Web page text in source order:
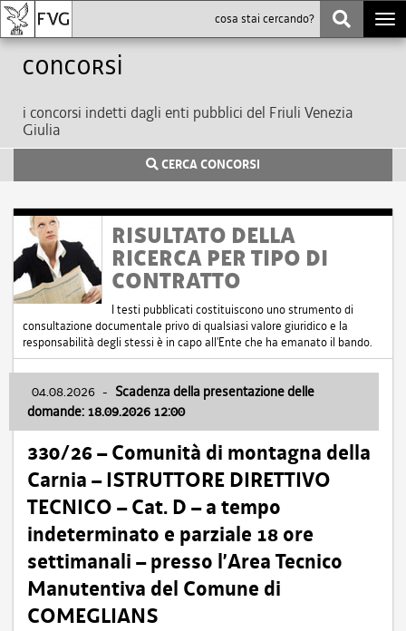
Concorsi
i concorsi indetti dagli enti pubblici del Friuli Venezia
Giulia
CERCA CONCORSI
RISULTATO DELLA
RICERCA PER TIPO DI
CONTRATTO
I testi pubblicati costituiscono uno strumento di
consultazione documentale privo di qualsiasi valore giuridico e la
responsabilità degli stessi è in capo all'Ente che ha emanato il bando.
04.08.2026 - Scadenza della presentazione delle
domande: 18.09.2026 12:00
330/26 – Comunità di montagna della
Carnia – ISTRUTTORE DIRETTIVO
TECNICO – Cat. D – a tempo
indeterminato e parziale 18 ore
settimanali – presso l’Area Tecnico
Manutentiva del Comune di
COMEGLIANS